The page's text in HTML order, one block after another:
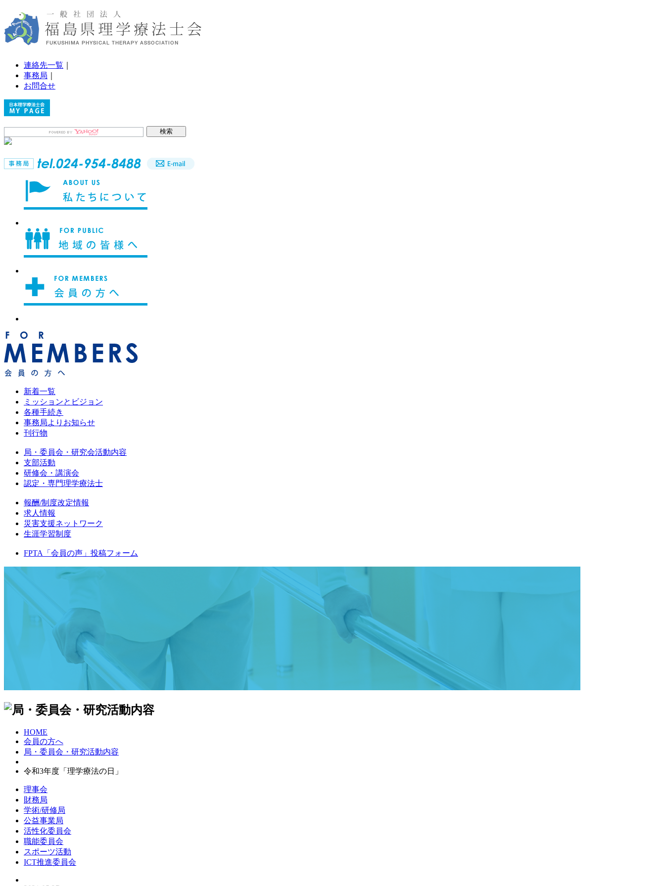
連絡先一覧
事務局
お問合せ
新着一覧
ミッションとビジョン
各種手続き
事務局よりお知らせ
刊行物
局・委員会・研究会活動内容
支部活動
研修会・講演会
認定・専門理学療法士
報酬/制度改定情報
求人情報
災害支援ネットワーク
生涯学習制度
FPTA「会員の声」投稿フォーム
HOME
会員の方へ
局・委員会・研究活動内容
令和3年度「理学療法の日」
理事会
財務局
学術/研修局
公益事業局
活性化委員会
職能委員会
スポーツ活動
ICT推進委員会